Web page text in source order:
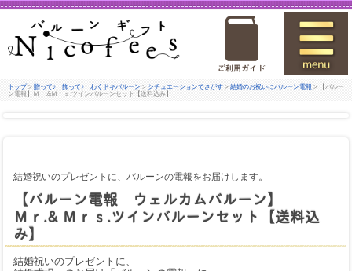
トップ > 贈って♪ 飾って♪ わくドキバルーン > シチュエーションでさがす > 結婚のお祝いにバルーン電報 > 【バルー
ン電報】Ｍｒ.&Ｍｒｓ.ツインバルーンセット【送料込み】
結婚祝いのプレゼントに、バルーンの電報をお届けします。
【バルーン電報 ウェルカムバルーン】
Ｍｒ.& Ｍｒｓ.ツインバルーンセット【送料込
み】
結婚祝いのプレゼントに、